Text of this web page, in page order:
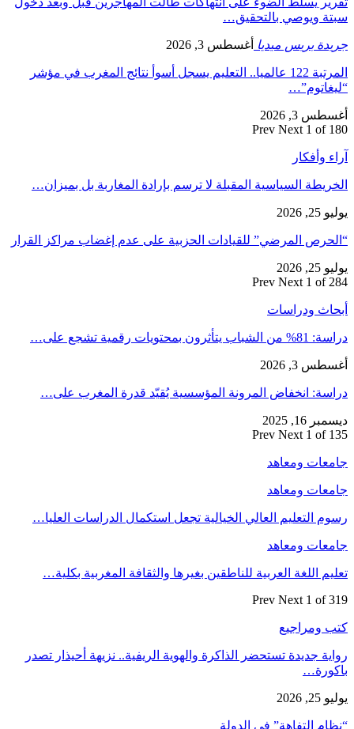
سبتة ويوصي بالتحقيق…
جريدة بريس ميديا أغسطس 3, 2026
المرتبة 122 عالميا.. التعليم يسجل أسوأ نتائج المغرب في مؤشر
“ليغاتوم”…
أغسطس 3, 2026
Prev Next 1 of 180
آراء وأفكار
الخريطة السياسية المقبلة لا ترسم بإرادة المغاربة بل بميزان…
يوليو 25, 2026
“الحرص المرضي” للقيادات الحزبية على عدم إغضاب مراكز القرار
يوليو 25, 2026
Prev Next 1 of 284
أبحاث ودراسات
دراسة: 81% من الشباب يتأثرون بمحتويات رقمية تشجع على…
أغسطس 3, 2026
دراسة: انخفاض المرونة المؤسسية يُقيّد قدرة المغرب على…
ديسمبر 16, 2025
Prev Next 1 of 135
جامعات ومعاهد
جامعات ومعاهد
رسوم التعليم العالي الخيالية تجعل استكمال الدراسات العليا…
جامعات ومعاهد
تعليم اللغة العربية للناطقين بغيرها والثقافة المغربية بكلية…
Prev Next 1 of 319
كتب ومراجيع
رواية جديدة تستحضر الذاكرة والهوية الريفية.. نزيهة أحيذار تصدر
باكورة…
يوليو 25, 2026
“نظام التفاهة” في الدولة